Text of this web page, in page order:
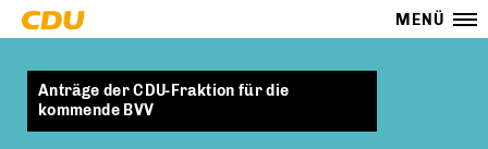
MENÜ
Anträge der CDU-Fraktion für die
kommende BVV